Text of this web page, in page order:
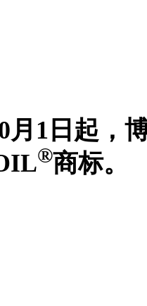
月1日起，
®商标。